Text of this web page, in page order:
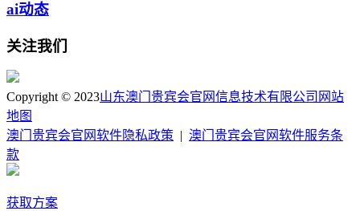
ai动态
关注我们
Copyright © 2023山东澳门贵宾会官网信息技术有限公司 网站
地图
澳门贵宾会官网软件隐私政策
澳门贵宾会官网软件服务条
款
获取方案